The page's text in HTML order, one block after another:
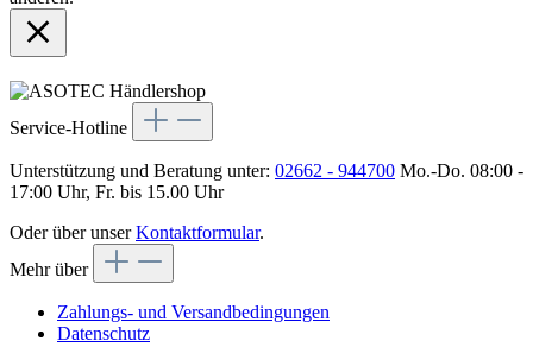
Service-Hotline
Unterstützung und Beratung unter: 02662 - 944700 Mo.-Do. 08:00 -
17:00 Uhr, Fr. bis 15.00 Uhr
Oder über unserKontaktformular.
Mehr über
Zahlungs- und Versandbedingungen
Datenschutz